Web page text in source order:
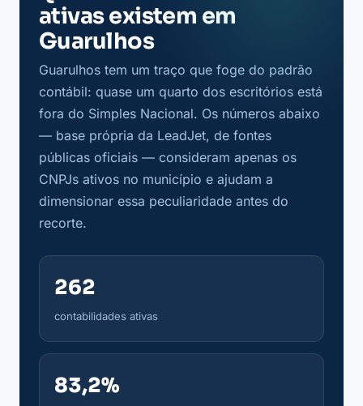
ativas existem em
Guarulhos
Guarulhos tem um traço que foge do padrão
contábil: quase um quarto dos escritórios está
fora do Simples Nacional. Os números abaixo
— base própria da LeadJet, de fontes
públicas oficiais — consideram apenas os
CNPJs ativos no município e ajudam a
dimensionar essa peculiaridade antes do
recorte.
262
contabilidades ativas
83,2%